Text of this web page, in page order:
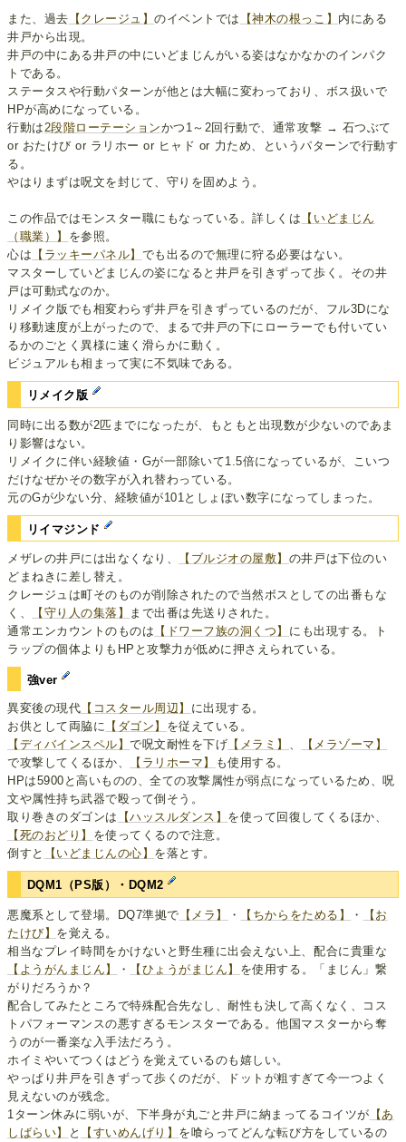
また、過去 【クレージュ】のイベントでは 【神木の根っこ】 内にある
井戸から出現。
井戸の中にある井戸の中にいどまじんがいる姿はなかなかのインパク
トである。
ステータスや行動パターンが他とは大幅に変わっており、ボス扱いで
HPが高めになっている。
行動は2段階ローテーションかつ1～2回行動で、通常攻撃 → 石つぶて
or おたけび or ラリホー or ヒャド or 力ため、というパターンで行動す
る。
やはりまずは呪文を封じて、守りを固めよう。
この作品ではモンスター職にもなっている。詳しくは 【いどまじん
（職業）】 を参照。
心は 【ラッキーパネル】 でも出るので無理に狩る必要はない。
マスターしていどまじんの姿になると井戸を引きずって歩く。その井
戸は可動式なのか。
リメイク版でも相変わらず井戸を引きずっているのだが、フル3Dにな
り移動速度が上がったので、まるで井戸の下にローラーでも付いてい
るかのごとく異様に速く滑らかに動く。
ビジュアルも相まって実に不気味である。
リメイク版
同時に出る数が2匹までになったが、もともと出現数が少ないのであま
り影響はない。
リメイクに伴い経験値・Gが一部除いて1.5倍になっているが、こいつ
だけなぜかその数字が入れ替わっている。
元のGが少ない分、経験値が101としょぼい数字になってしまった。
リイマジンド
メザレの井戸には出なくなり、 【ブルジオの屋敷】 の井戸は下位のい
どまねきに差し替え。
クレージュは町そのものが削除されたので当然ボスとしての出番もな
く、
【守り人の集落】
まで出番は先送りされた。
通常エンカウントのものは 【ドワーフ族の洞くつ】 にも出現する。ト
ラップの個体よりもHPと攻撃力が低めに押さえられている。
強ver
異変後の現代 【コスタール周辺】 に出現する。
お供として両脇に 【ダゴン】 を従えている。
【ディバインスペル】で呪文耐性を下げ 【メラミ】 、
【メラゾーマ】
で攻撃してくるほか、
【ラリホーマ】
も使用する。
HPは5900と高いものの、全ての攻撃属性が弱点になっているため、呪
文や属性持ち武器で殴って倒そう。
取り巻きのダゴンは
【ハッスルダンス】 を使って回復してくるほか、
【死のおどり】 を使ってくるので注意。
倒すと
【いどまじんの心】 を落とす。
DQM1（PS版）・DQM2
悪魔系として登場。DQ7準拠で 【メラ】 ・ 【ちからをためる】 ・
【お
たけび】 を覚える。
相当なプレイ時間をかけないと野生種に出会えない上、配合に貴重な
【ようがんまじん】
・ 【ひょうがまじん】 を使用する。「まじん」繋
がりだろうか？
配合してみたところで特殊配合先なし、耐性も決して高くなく、コス
トパフォーマンスの悪すぎるモンスターである。他国マスターから奪
うのが一番楽な入手法だろう。
ホイミやいてつくはどうを覚えているのも嬉しい。
やっぱり井戸を引きずって歩くのだが、ドットが粗すぎて今一つよく
見えないのが残念。
1ターン休みに弱いが、下半身が丸ごと井戸に納まってるコイツが 【あ
しばらい】
と 【すいめんげり】 を喰らってどんな転び方をしているの